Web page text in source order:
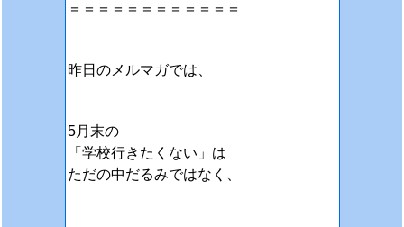
＝＝＝＝＝＝＝＝＝＝＝＝
昨日のメルマガでは、
5月末の
「学校行きたくない」は
ただの中だるみではなく、